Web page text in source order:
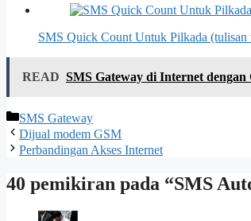
SMS Quick Count Untuk Pilkada (tulisan
READ SMS Gateway di Internet
Kategori
SMS Gateway
Dijual modem GSM
Perbandingan Akses Internet
40 pemikiran pada “SMS